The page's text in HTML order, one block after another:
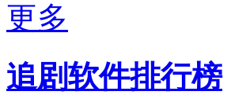
更多
追剧软件排行榜